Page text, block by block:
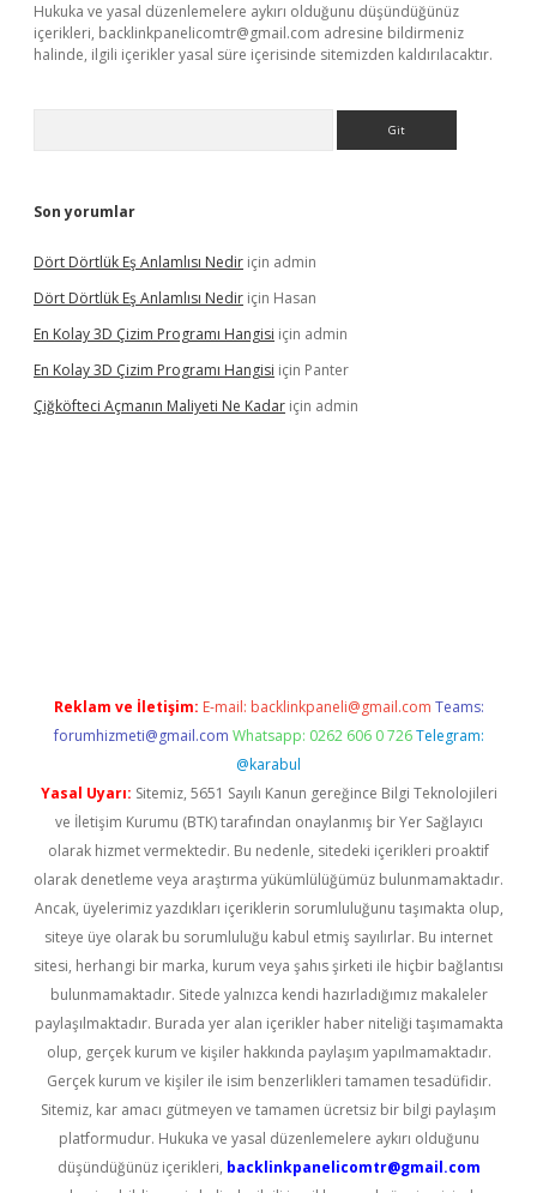
Hukuka ve yasal düzenlemelere aykırı olduğunu düşündüğünüz
içerikleri, backlinkpanelicomtr@gmail.com adresine bildirmeniz
halinde, ilgili içerikler yasal süre içerisinde sitemizden kaldırılacaktır.
Son yorumlar
Dört Dörtlük Eş Anlamlısı Nedir için admin
Dört Dörtlük Eş Anlamlısı Nedir için Hasan
En Kolay 3D Çizim Programı Hangisi için admin
En Kolay 3D Çizim Programı Hangisi için Panter
Çiğköfteci Açmanın Maliyeti Ne Kadar için admin
Reklam ve İletişim: E-mail: backlinkpaneli@gmail.com Teams:
forumhizmeti@gmail.com Whatsapp: 0262 606 0 726 Telegram:
@karabul
Yasal Uyarı: Sitemiz, 5651 Sayılı Kanun gereğince Bilgi Teknolojileri
ve İletişim Kurumu (BTK) tarafından onaylanmış bir Yer Sağlayıcı
olarak hizmet vermektedir. Bu nedenle, sitedeki içerikleri proaktif
olarak denetleme veya araştırma yükümlülüğümüz bulunmamaktadır.
Ancak, üyelerimiz yazdıkları içeriklerin sorumluluğunu taşımakta olup,
siteye üye olarak bu sorumluluğu kabul etmiş sayılırlar. Bu internet
sitesi, herhangi bir marka, kurum veya şahıs şirketi ile hiçbir bağlantısı
bulunmamaktadır. Sitede yalnızca kendi hazırladığımız makaleler
paylaşılmaktadır. Burada yer alan içerikler haber niteliği taşımamakta
olup, gerçek kurum ve kişiler hakkında paylaşım yapılmamaktadır.
Gerçek kurum ve kişiler ile isim benzerlikleri tamamen tesadüfidir.
Sitemiz, kar amacı gütmeyen ve tamamen ücretsiz bir bilgi paylaşım
platformudur. Hukuka ve yasal düzenlemelere aykırı olduğunu
düşündüğünüz içerikleri, backlinkpanelicomtr@gmail.com